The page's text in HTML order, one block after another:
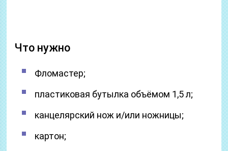
Что нужно
Фломастер;
пластиковая бутылка объёмом 1,5 л;
канцелярский нож и/или ножницы;
картон;